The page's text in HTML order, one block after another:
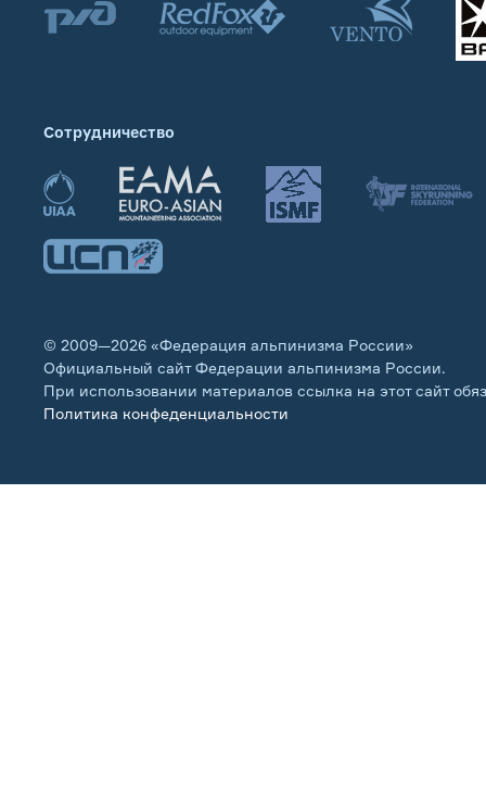
Сотрудничество
© 2009—2026 «Федерация альпинизма России»
Официальный сайт Федерации альпинизма России.
При использовании материалов ссылка на этот сайт
Политика конфеденциальности